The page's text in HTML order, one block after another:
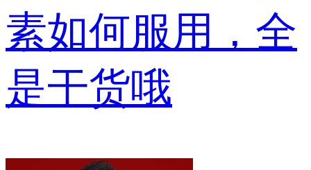
素如何服用，全
是干货哦